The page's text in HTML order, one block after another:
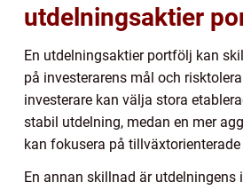
utdelningsaktier
En utdelningsaktier portfölj kan
på investerarens mål och
investerare kan välja stora
stabil utdelning, medan en mer
kan fokusera på
En annan skillnad är utdelningens